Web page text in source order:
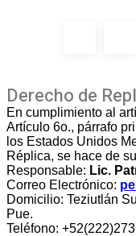
Derecho de
En cumplimiento al
Artículo 6o., párrafo
los Estados Unidos
Réplica, se hace de
Responsable: Lic.
Correo Electrónico:
Domicilio: Teziutlán
Pue.
Teléfono: